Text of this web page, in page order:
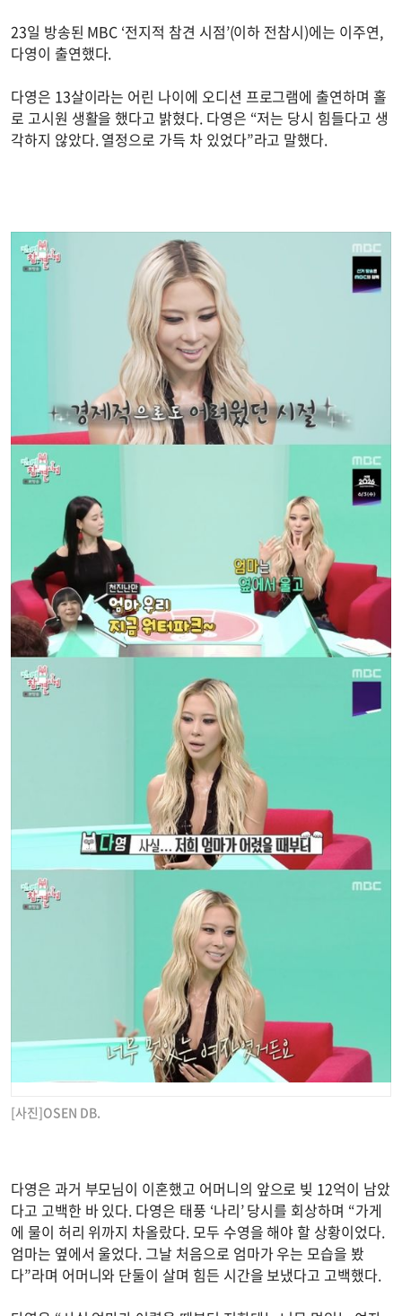
23일 방송된 MBC ‘전지적 참견 시점’(이하 전참시)에는 이주연,
다영이 출연했다.
다영은 13살이라는 어린 나이에 오디션 프로그램에 출연하며 홀
로 고시원 생활을 했다고 밝혔다. 다영은 “저는 당시 힘들다고 생
각하지 않았다. 열정으로 가득 차 있었다”라고 말했다.
[사진]OSEN DB.
다영은 과거 부모님이 이혼했고 어머니의 앞으로 빚 12억이 남았
다고 고백한 바 있다. 다영은 태풍 ‘나리’ 당시를 회상하며 “가게
에 물이 허리 위까지 차올랐다. 모두 수영을 해야 할 상황이었다.
엄마는 옆에서 울었다. 그날 처음으로 엄마가 우는 모습을 봤
다”라며 어머니와 단둘이 살며 힘든 시간을 보냈다고 고백했다.